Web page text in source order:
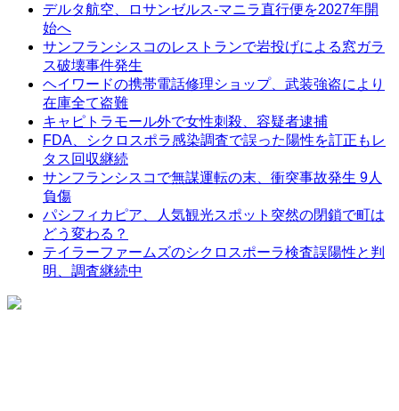
デルタ航空、ロサンゼルス-マニラ直行便を2027年開
始へ
サンフランシスコのレストランで岩投げによる窓ガラ
ス破壊事件発生
ヘイワードの携帯電話修理ショップ、武装強盗により
在庫全て盗難
キャピトラモール外で女性刺殺、容疑者逮捕
FDA、シクロスポラ感染調査で誤った陽性を訂正もレ
タス回収継続
サンフランシスコで無謀運転の末、衝突事故発生 9人
負傷
パシフィカピア、人気観光スポット突然の閉鎖で町は
どう変わる？
テイラーファームズのシクロスポーラ検査誤陽性と判
明、調査継続中